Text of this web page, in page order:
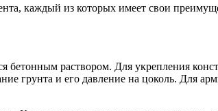
каждый из которых имеет свои
бетонным раствором. Для укрепления
грунта и его давление на цоколь. Для